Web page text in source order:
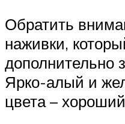
Обратить
наживки,
дополнительно
Ярко-алый и
цвета –